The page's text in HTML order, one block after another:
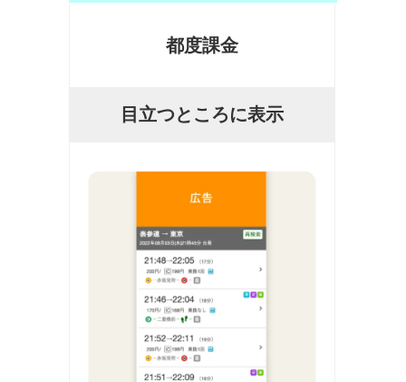
都度課金
目立つところに表示